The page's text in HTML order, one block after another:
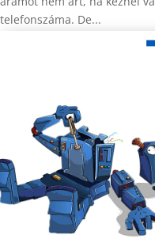
telefonszáma. De...